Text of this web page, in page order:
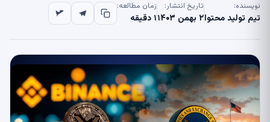
نویسنده:
تیم تولید محتوا
تاریخ انتشار:
۲ بهمن ۱۴۰۳
زمان مطالعه:
۱ دقیقه